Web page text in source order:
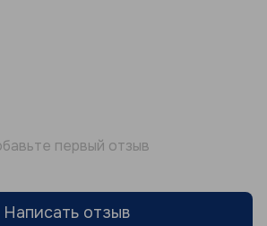
первый отзыв
Написать отзыв